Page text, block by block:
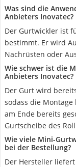
Was sind die
Anbieters Inovatec?
Der Gurtwickler ist
bestimmt. Er wird
Nachrüsten oder
Wie schwer ist die
Anbieters Inovatec?
Der Gurt wird
sodass die
am Ende bereits
Gurtscheibe des
Wie viele Mini-
bei der Bestellung?
Der Hersteller